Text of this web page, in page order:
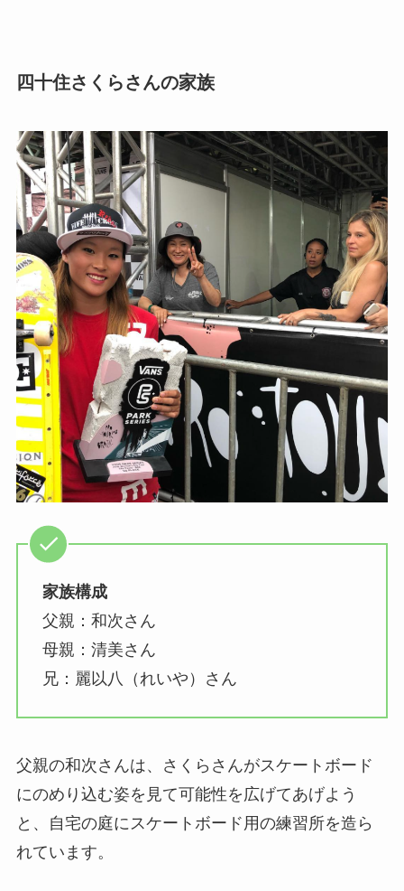
四十住さくらさんの家族
家族構成
父親：和次さん
母親：清美さん
兄：麗以八（れいや）さん
父親の和次さんは、さくらさんがスケートボード
にのめり込む姿を見て可能性を広げてあげよう
と、自宅の庭にスケートボード用の練習所を造ら
れています。